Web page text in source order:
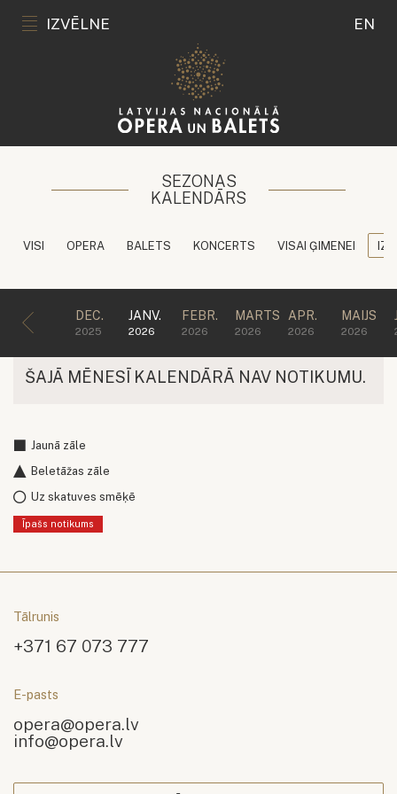
IZVĒLNE EN
SEZONAS
KALENDĀRS
VISI OPERA BALETS KONCERTS VISAI ĢIMENEI
DEC.
2025
JANV.
2026
FEBR.
2026
MARTS
2026
APR.
2026
MAIJS
2026
ŠAJĀ MĒNESĪ KALENDĀRĀ NAV NOTIKUMU.
Jaunā zāle
Beletāžas zāle
Uz skatuves smēķē
Īpašs notikums
Tālrunis
+371 67 073 777
E-pasts
opera@opera.lv
info@opera.lv